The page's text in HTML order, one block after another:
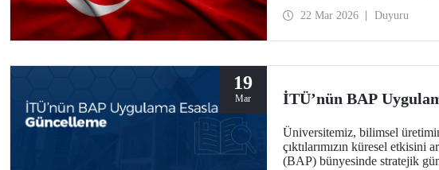
Allah'tan rahmet; ailelerine ve
22 Mar 2026 Duyuru
19
Mar İTÜ’nün BAP
Üniversitemiz, bilimsel
çıktılarımızın küresel etkisini
(BAP) bünyesinde stratejik